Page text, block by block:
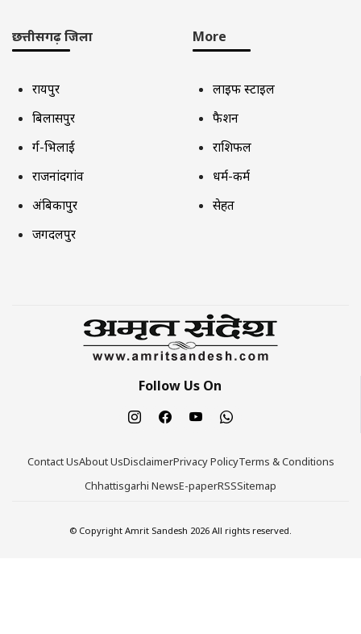
छत्तीसगढ़ जिला
रायपुर
बिलासपुर
दुर्ग-भिलाई
राजनांदगांव
अंबिकापुर
जगदलपुर
More
लाइफ स्टाइल
फैशन
राशिफल
धर्म-कर्म
सेहत
Follow Us On
Contact UsAbout UsDisclaimerPrivacy PolicyTerms & Conditions
Chhattisgarhi NewsE-paperRSSSitemap
© Copyright Amrit Sandesh 2026 All rights reserved.